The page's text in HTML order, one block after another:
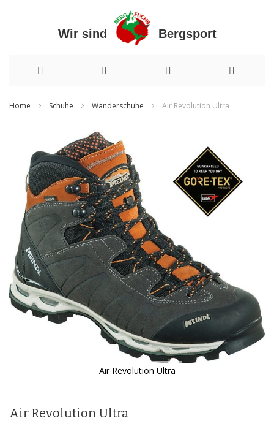
Wir sind Bergsport
Home Schuhe Wanderschuhe Air Revolution Ultra
Bildergalerie
springen
Air Revolution Ultra
der
Air Revolution Ultra